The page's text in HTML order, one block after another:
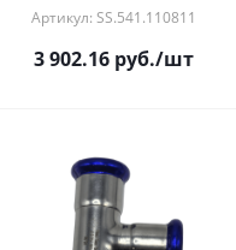
Артикул: SS.541.110811
3 902.16 руб./шт